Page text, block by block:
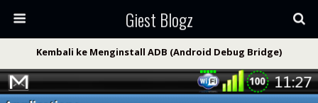
Giest Blogz
Kembali ke Menginstall ADB (Android Debug Bridge)